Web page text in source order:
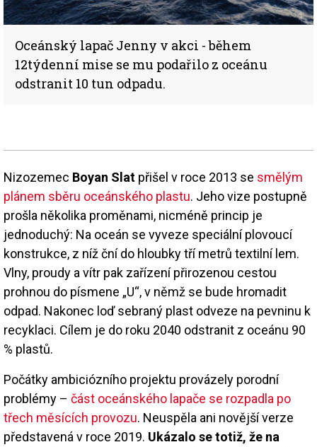
Oceánský lapač Jenny v akci - během
12týdenní mise se mu podařilo z oceánu
odstranit 10 tun odpadu.
Nizozemec Boyan Slat přišel v roce 2013 se smělým
plánem sběru oceánského plastu. Jeho vize postupně
prošla několika proměnami, nicméně princip je
jednoduchý: Na oceán se vyveze speciální plovoucí
konstrukce, z níž ční do hloubky tří metrů textilní lem.
Vlny, proudy a vítr pak zařízení přirozenou cestou
prohnou do písmene „U“, v němž se bude hromadit
odpad. Nakonec loď sebraný plast odveze na pevninu k
recyklaci. Cílem je do roku 2040 odstranit z oceánu 90
% plastů.
Počátky ambiciózního projektu provázely porodní
problémy – část oceánského lapače se rozpadla po
třech měsících provozu. Neuspěla ani novější verze
představená v roce 2019. Ukázalo se totiž, že na